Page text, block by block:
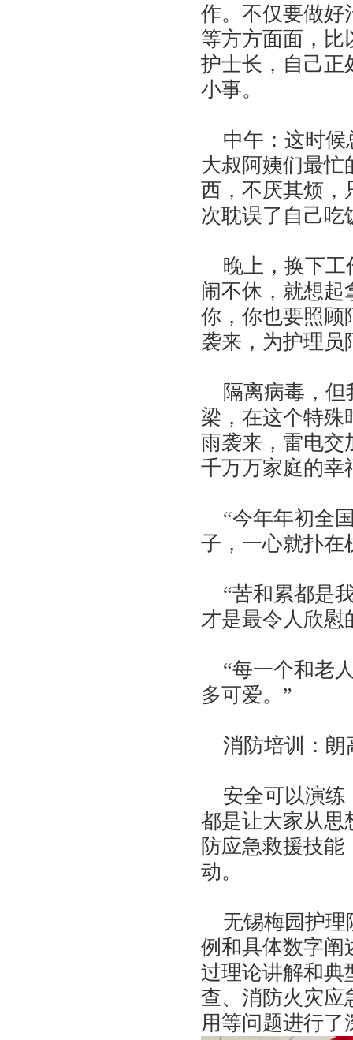
作。不仅要做好
等方方面面，比
护士长，自己正
小事。
中午：这时候
大叔阿姨们最忙
西，不厌其烦，
次耽误了自己吃
晚上，换下工
闹不休，就想起
你，你也要照顾
袭来，为护理员
隔离病毒，但
梁，在这个特殊
雨袭来，雷电交
千万万家庭的幸
“今年年初全
子，一心就扑在
“苦和累都是
才是最令人欣慰
“每一个和老
多可爱。”
消防培训：朗
安全可以演练
都是让大家从思
防应急救援技
动。
无锡梅园护理
例和具体数字阐
过理论讲解和典
查、消防火灾应
用等问题进行了